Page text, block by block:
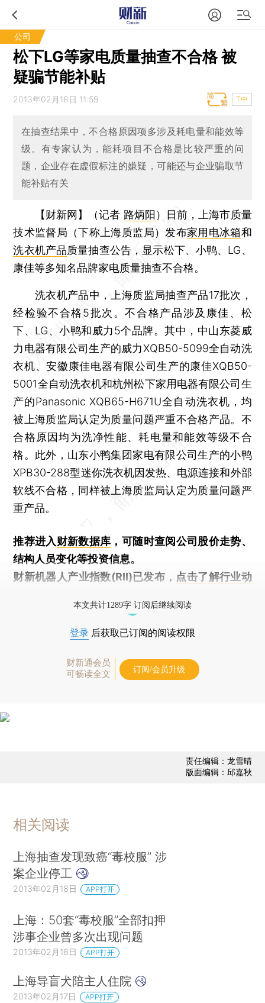
公司
松下LG等家电质量抽查不合格 被
疑骗节能补贴
2013年02月18日 11:59 T中
在抽查结果中，不合格原因项多涉及耗电量和能效等
级。有专家认为，能耗项目不合格是比较严重的问
题，企业存在虚假标注的嫌疑，可能还与企业骗取节
能补贴有关
【财新网】（记者 路炳阳 ）
日前，上海市质量
技术监督局（下称上海质监局）发布家用电冰箱和
洗衣机产品质量抽查公告，显示松下、小鸭、LG、
康佳等多知名品牌家电质量抽查不合格。
洗衣机产品中，上海质监局抽查产品17批次，
经检验不合格5批次。不合格产品涉及康佳、松
下、LG、小鸭和威力5个品牌。其中，中山东菱威
力电器有限公司生产的威力XQB50-5099全自动洗
衣机、安徽康佳电器有限公司生产的康佳XQB50-
5001全自动洗衣机和杭州松下家用电器有限公司生
产的Panasonic XQB65-H671U全自动洗衣机，均
被上海质监局认定为质量问题严重不合格产品。不
合格原因均为洗净性能、耗电量和能效等级不合
格。此外，山东小鸭集团家电有限公司生产的小鸭
XPB30-288型迷你洗衣机因发热、电源连接和外部
软线不合格，同样被上海质监局认定为质量问题严
重产品。
推荐进入财新数据库 ，可随时查阅公司股价走势、
结构人员变化等投资信息。
财新机器人产业指数(RII)已发布， 点击了解行业动
本文共计1289字 订阅后继续阅读
登录 后获取已订阅的阅读权限
财新通会员
可畅读全文
订阅/会员升级
责任编辑：龙雪晴
版面编辑：邱嘉秋
相关阅读
上海抽查发现致癌“毒校服” 涉
案企业停工
2013年02月18日 APP打开
上海：50套“毒校服”全部扣押
涉事企业曾多次出现问题
2013年02月18日 APP打开
上海导盲犬陪主人住院
2013年02月17日 APP打开